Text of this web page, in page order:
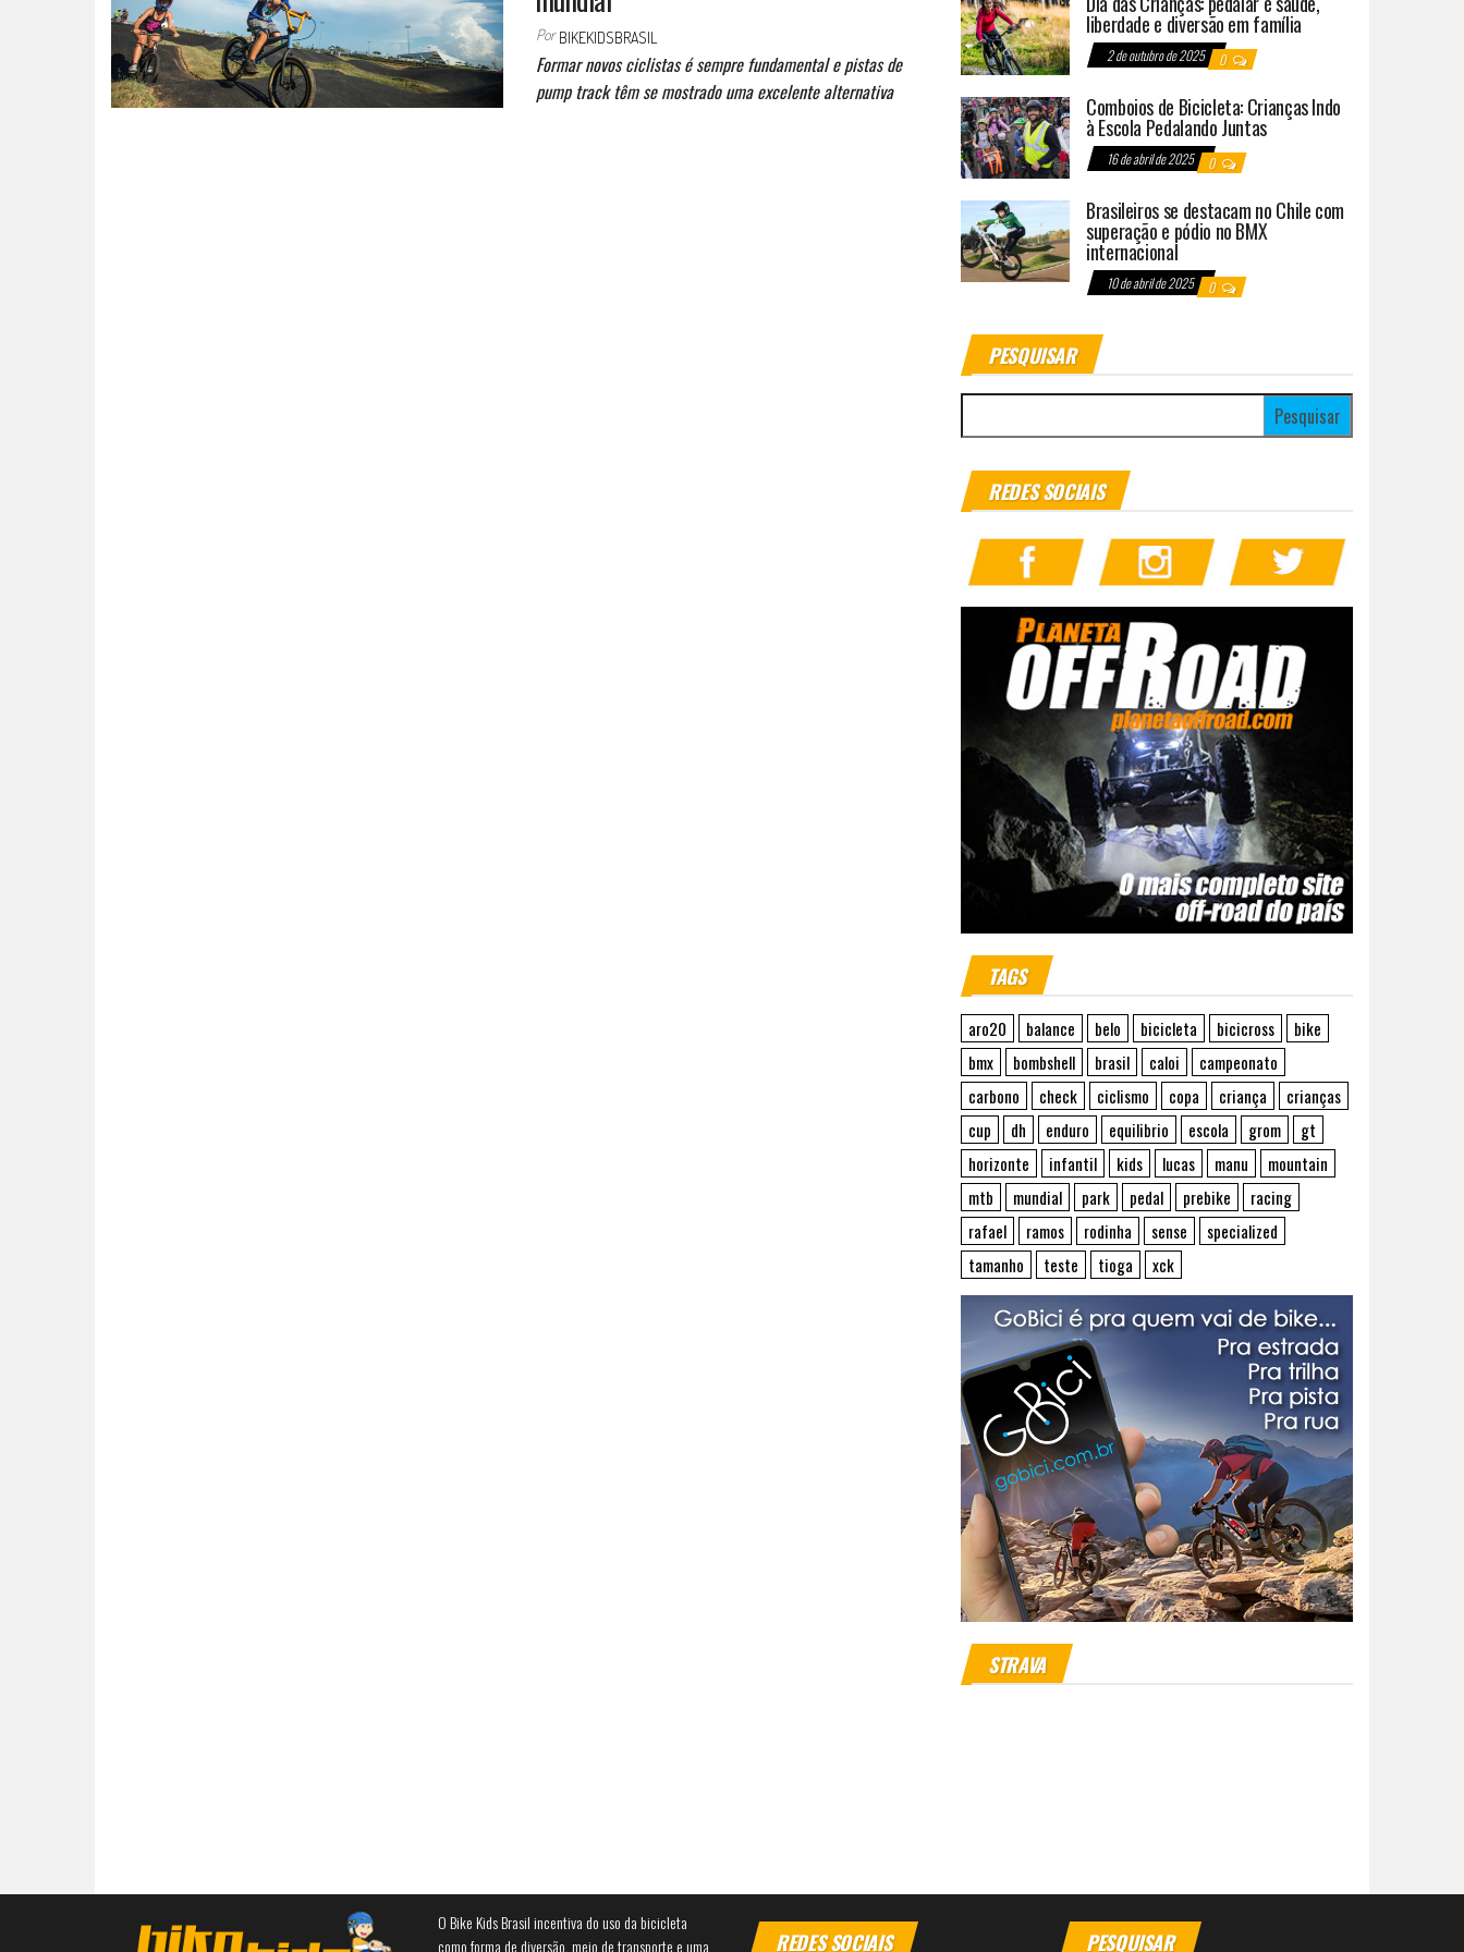
Por BIKEKIDSBRASIL
Formar novos ciclistas é sempre fundamental e pistas de
pump track têm se mostrado uma excelente alternativa
liberdade e diversão em família
2 de outubro de 2025 0
Comboios de Bicicleta: Crianças Indo
à Escola Pedalando Juntas
16 de abril de 2025 0
Brasileiros se destacam no Chile com
superação e pódio no BMX
internacional
10 de abril de 2025 0
PESQUISAR
REDES SOCIAIS
TAGS
aro20 balance belo bicicleta bicicross
bike
bmx
bombshell brasil caloi
campeonato
carbono
check ciclismo copa criança
crianças
cup
dh enduro equilibrio escola grom
gt
horizonte
infantil kids lucas manu
mountain
mtb
mundial park pedal prebike
racing
rafael
ramos rodinha sense
specialized
tamanho
teste tioga xck
STRAVA
O Bike Kids Brasil incentiva do uso da bicicleta
como forma de diversão, meio de transporte e uma
REDES SOCIAIS PESQUISAR